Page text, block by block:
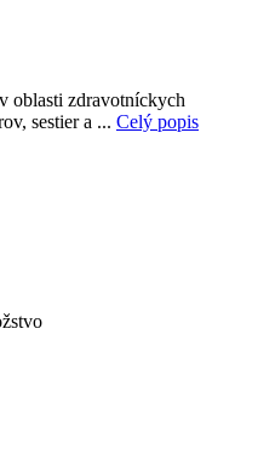
oblasti zdravotníckych
sestier a ... Celý popis